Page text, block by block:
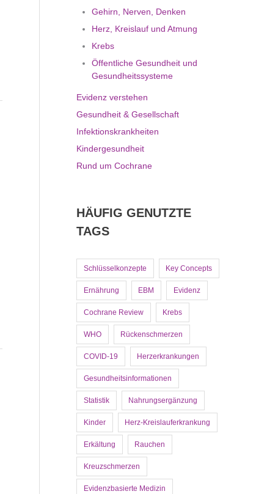
Gehirn, Nerven, Denken
Herz, Kreislauf und Atmung
Krebs
Öffentliche Gesundheit und
Gesundheitssysteme
Evidenz verstehen
Gesundheit & Gesellschaft
Infektionskrankheiten
Kindergesundheit
Rund um Cochrane
HÄUFIG GENUTZTE
TAGS
Schlüsselkonzepte Key Concepts
Ernährung EBM Evidenz
Cochrane Review Krebs
WHO Rückenschmerzen
COVID-19 Herzerkrankungen
Gesundheitsinformationen
Statistik Nahrungsergänzung
Kinder Herz-Kreislauferkrankung
Erkältung Rauchen
Kreuzschmerzen
Evidenzbasierte Medizin